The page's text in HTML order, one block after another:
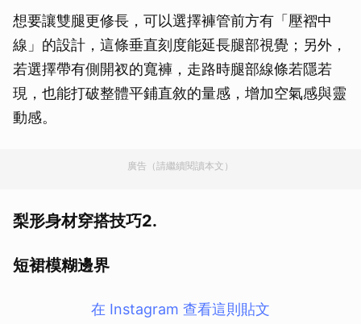
想要讓雙腿更修長，可以選擇褲管前方有「壓褶中
線」的設計，這條垂直刻度能延長腿部視覺；另外，
若選擇帶有側開衩的寬褲，走路時腿部線條若隱若
現，也能打破整體平鋪直敘的量感，增加空氣感與靈
動感。
廣告（請繼續閱讀本文）
梨形身材穿搭技巧2.
短裙模糊邊界
在 Instagram 查看這則貼文